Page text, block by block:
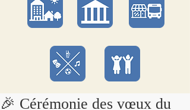
🎉 Cérémonie des vœux du